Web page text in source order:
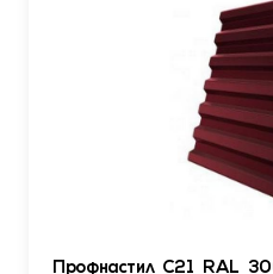
Профнастил С21 RAL